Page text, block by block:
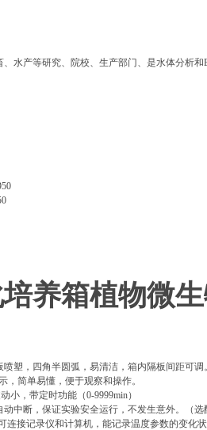
水产等研究、院校、生产部门、是水体分析
养箱植物微
塑，四角半圆弧，易清洁，箱内隔板间距可调
，简单易懂，便于观察和操作。
小，带定时功能（0-9999min）
中断，保证实验安全运行，不发生意外。（选
连接记录仪和计算机，能记录温度参数的变化状